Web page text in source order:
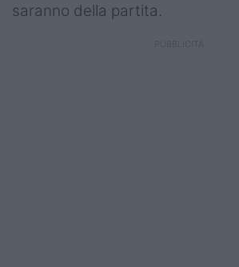
saranno della partita.